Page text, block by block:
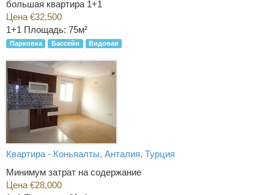
большая квартира 1+1
Цена €32,500
1+1 Площадь: 75м²
Парковка Бассейн Видовая
Квартира - Коньяалты, Анталия, Турция
Минимум затрат на содержание
Цена €28,000